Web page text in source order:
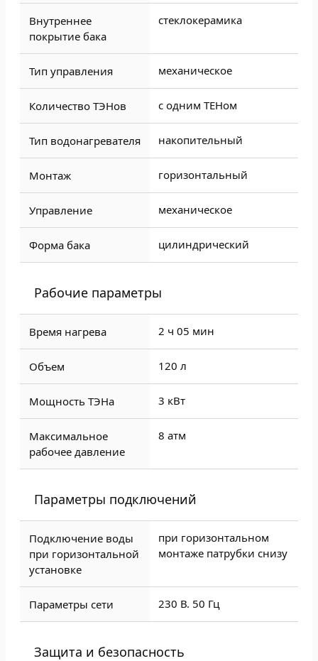
Внутреннее
покрытие бака
стеклокерамика
Тип управления механическое
Количество ТЭНов с одним ТЕНом
Тип водонагревателя накопительный
Монтаж горизонтальный
Управление механическое
Форма бака цилиндрический
Рабочие параметры
Время нагрева 2 ч 05 мин
Объем 120 л
Мощность ТЭНа 3 кВт
Максимальное
рабочее давление
8 атм
Параметры подключений
Подключение воды
при горизонтальной
установке
при горизонтальном
монтаже патрубки снизу
Параметры сети 230 В. 50 Гц
Защита и безопасность